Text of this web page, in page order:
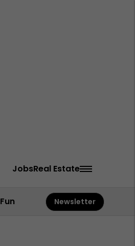
JobsReal Estate
Fun Newsletter